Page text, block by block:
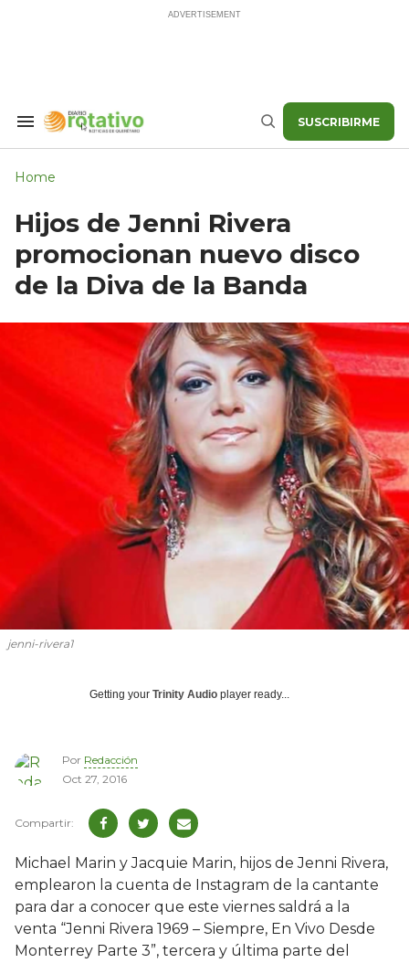
Search
Buscar SUSCRIBIRME
Home
Hijos de Jenni Rivera
promocionan nuevo disco
de la Diva de la Banda
jenni-rivera1
Getting your Trinity Audio player ready...
Por Redacción
Oct 27, 2016
Michael Marin y Jacquie Marin, hijos de Jenni Rivera,
emplearon la cuenta de Instagram de la cantante
para dar a conocer que este viernes saldrá a la
venta “Jenni Rivera 1969 – Siempre, En Vivo Desde
Monterrey Parte 3”, tercera y última parte del